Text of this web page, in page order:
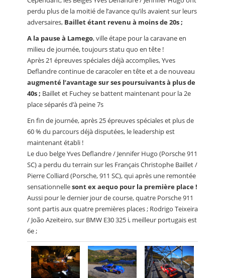
perdu plus de la moitié de l’avance qu’ils avaient sur leurs
adversaires, Baillet étant revenu à moins de 20s ;
A la pause à Lamego, ville étape pour la caravane en
milieu de journée, toujours statu quo en tête !
Après 21 épreuves spéciales déjà accomplies, Yves
Deflandre continue de caracoler en tête et a de nouveau
augmenté l’avantage sur ses poursuivants à plus de
40s ; Baillet et Fuchey se battent maintenant pour la 2e
place séparés d’à peine 7s
En fin de journée, après 25 épreuves spéciales et plus de
60 % du parcours déjà disputées, le leadership est
maintenant établi !
Le duo belge Yves Deflandre / Jennifer Hugo (Porsche 911
SC) a perdu du terrain sur les Français Christophe Baillet /
Pierre Colliard (Porsche, 911 SC), qui après une remontée
sensationnellesont ex aequo pour la première place !
Aussi pour le dernier jour de course, quatre Porsche 911
sont partis aux quatre premières places ; Rodrigo Teixeira
/ João Azeiteiro, sur BMW E30 325 i, meilleur portugais est
6e ;